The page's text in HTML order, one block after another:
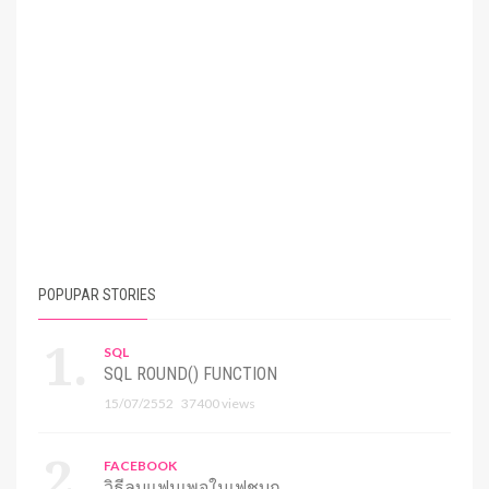
POPUPAR STORIES
SQL
SQL ROUND() FUNCTION
15/07/2552 37400 views
FACEBOOK